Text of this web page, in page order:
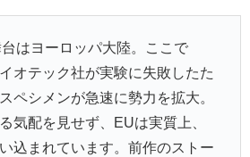
はヨーロッパ大陸。ここで
オテック社が実験に失敗したた
ペシメンが急速に勢力を拡大。
気配を見せず、EUは実質上、
込まれています。前作のストー